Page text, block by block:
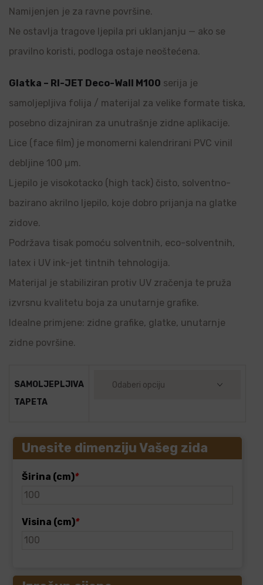
Namijenjen je za ravne površine.
Ne ostavlja tragove ljepila pri uklanjanju — ako se
pravilno koristi, podloga ostaje neoštećena.
Glatka – RI-JET Deco-Wall M100 serija je
samoljepljiva folija / materijal za velike formate tiska,
posebno dizajniran za unutrašnje zidne aplikacije.
Lice (face film) je monomerni kalendrirani PVC vinil
debljine 100 µm.
Ljepilo je visokotacko (high tack) čisto, solventno-
bazirano akrilno ljepilo, koje dobro prijanja na glatke
zidove.
Podržava tisak pomoću solventnih, eco-solventnih,
latex i UV ink-jet tintnih tehnologija.
Materijal je stabiliziran protiv UV zračenja te pruža
izvrsnu kvalitetu boja za unutarnje grafike.
Idealne primjene: zidne grafike, glatke, unutarnje
zidne površine.
SAMOLJEPLJIVA
TAPETA
Unesite dimenziju Vašeg zida
Širina (cm)*
Visina (cm)*